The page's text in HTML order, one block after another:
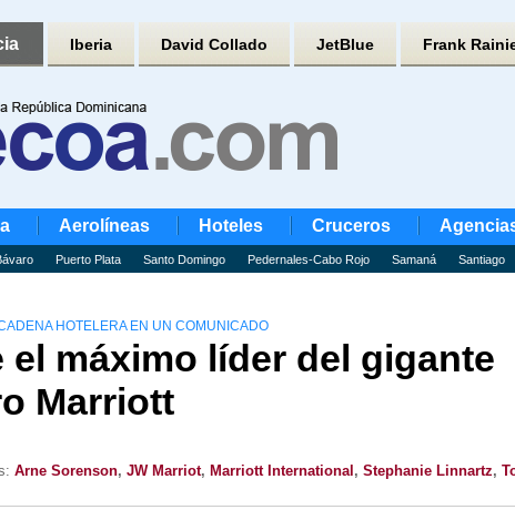
Iberia David Collado JetBlue Frank
Aerolíneas Hoteles Cruceros
Puerto Plata Santo Domingo Pedernales-Cabo Rojo Samaná Santiago
HOTELERA EN UN COMUNICADO
el máximo líder del gigante
Marriott
Arne Sorenson, JW Marriot, Marriott International , Stephanie Linnartz,